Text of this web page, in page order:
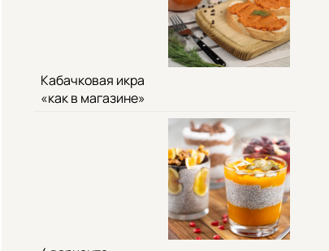
Кабачковая икра
«как в магазине»